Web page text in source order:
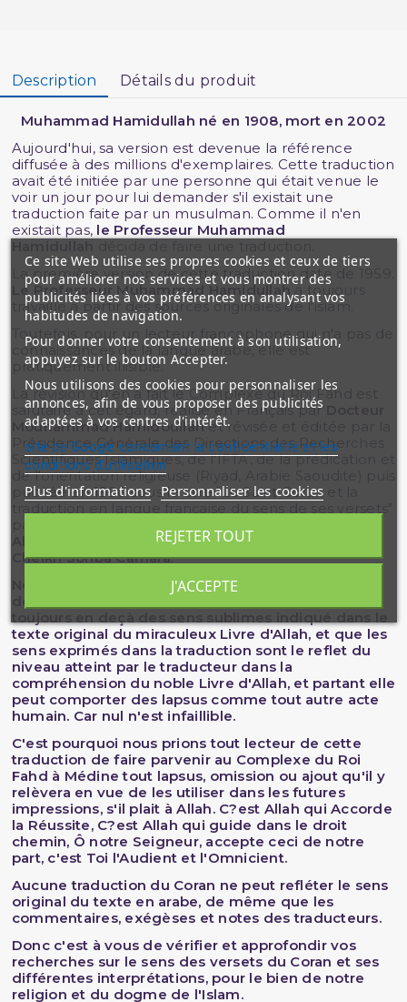
Description Détails du produit
Muhammad Hamidullah né en 1908, mort en 2002
Aujourd'hui, sa version est devenue la référence
diffusée à des millions d'exemplaires. Cette traduction
avait été initiée par une personne qui était venue le
voir un jour pour lui demander s'il existait une
traduction faite par un musulman. Comme il n'en
existait pas, le Professeur Muhammad
La première version de cette traduction date de 1959.
Le Professeur Muhammad Hamidullah a toujours
travaillé à partir des sources originales de l'islam.
Toutefois, pour un lecteur francophone qui n'a pas de
connaissances de la langue arabe, elle est
pratiquement illisible.
La révision qu'en a fait le Complexe du Roi Fahd est
salutaire à cet égard, réalisé en Français parDocteur
Mouhammad Hamidoullahet révisée et éditée par la
Présidence Générale des Directions des Recherches
Scientifiques Islamiques, de l'IFTA, de la prédication et
de l'orientation religieuse (Riyad, Arabie Saoudite) puis
publiée en 1990 sous le titre "Le Saint Coran et la
Ahmad Mouhammad Al Amine Al Chinqiuiti
Cheikh Soriba Camara.
Nous sommes conscients du fait que la traduction
des sens du Coran, quel que soit sa minutie est
texte original du miraculeux Livre d'Allah, et que les
sens exprimés dans la traduction sont le reflet du
niveau atteint par le traducteur dans la
compréhension du noble Livre d'Allah, et partant elle
peut comporter des lapsus comme tout autre acte
humain. Car nul n'est infaillible.
C'est pourquoi nous prions tout lecteur de cette
traduction de faire parvenir au Complexe du Roi
Fahd à Médine tout lapsus, omission ou ajout qu'il y
relèvera en vue de les utiliser dans les futures
impressions, s'il plait à Allah. C?est Allah qui Accorde
la Réussite, C?est Allah qui guide dans le droit
chemin, Ô notre Seigneur, accepte ceci de notre
part, c'est Toi l'Audient et l'Omnicient.
Aucune traduction du Coran ne peut refléter le sens
original du texte en arabe, de même que les
commentaires, exégèses et notes des traducteurs.
Donc c'est à vous de vérifier et approfondir vos
recherches sur le sens des versets du Coran et ses
différentes interprétations, pour le bien de notre
religion et du dogme de l'Islam.
Ce site Web utilise ses propres cookies et ceux de tiers
pour améliorer nos services et vous montrer des
publicités liées à vos préférences en analysant vos
habitudes de navigation.
Pour donner votre consentement à son utilisation,
appuyez sur le bouton Accepter.
Nous utilisons des cookies pour personnaliser les
annonces, afin de vous proposer des publicités
adaptées à vos centres d'intérêt.
site de Google concernant la confidentialité et les
conditions d'utilisation
Plus d'informations Personnaliser les cookies
REJETER TOUT
J'ACCEPTE